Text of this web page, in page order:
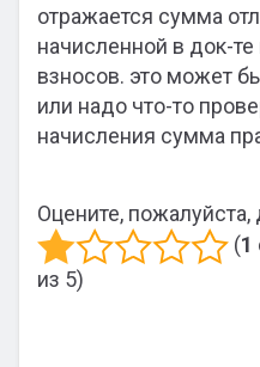
отражается сумма
начисленной в док-
взносов. это может
или надо что-то
начисления сумма
Оцените,
(1
из 5)